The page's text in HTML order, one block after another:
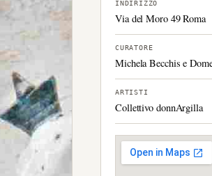
INDIRIZZO
Via del Moro 49 Roma
CURATORE
Michela Becchis e
ARTISTI
Collettivo donnArgilla